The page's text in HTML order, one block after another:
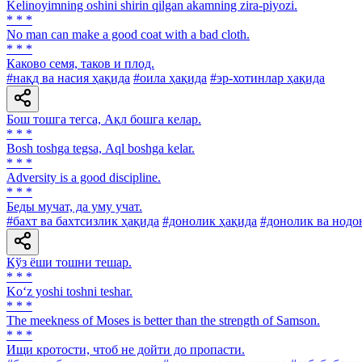
Kelinoyimning oshini shirin qilgan akamning zira-piyozi.
* * *
No man can make a good coat with a bad cloth.
* * *
Каково семя, таков и плод.
#нақд ва насия ҳақида #оила ҳақида #эр-хотинлар ҳақида
Бош тошга тегса, Ақл бошга келар.
* * *
Bosh toshga tegsa, Аql boshga kelar.
* * *
Adversity is a good discipline.
* * *
Беды мучат, да уму учат.
#бахт ва бахтсизлик ҳақида #донолик ҳақида #донолик ва
Кўз ёши тошни тешар.
* * *
Ko‘z yoshi toshni teshar.
* * *
The meekness of Moses is better than the strength of Samson.
* * *
Ищи кротости, чтоб не дойти до пропасти.